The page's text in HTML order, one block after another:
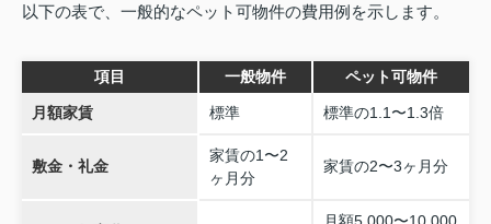
以下の表で、一般的なペット可物件の費用例を示します。
項目 一般物件 ペット可物件
月額家賃 標準 標準の1.1〜1.3倍
敷金・礼金
家賃の1〜2
ヶ月分
家賃の2〜3ヶ月分
月額5,000〜10,000